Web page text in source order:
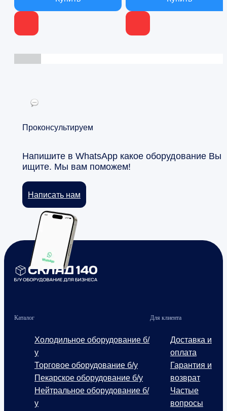
Проконсультируем
Напишите в WhatsApp какое оборудование Вы
ищите. Мы вам поможем!
Написать нам
Каталог
Холодильное оборудование б/
у
Торговое оборудование б/у
Пекарское оборудование б/у
Нейтральное оборудование б/
у
Для клиента
Доставка и
оплата
Гарантия и
возврат
Частые
вопросы